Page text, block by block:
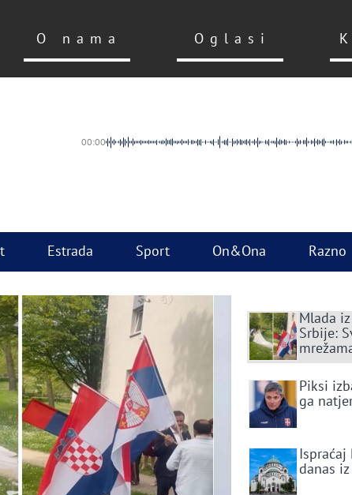
O nama Oglasi
00:00
Estrada Sport On&Ona Razno
Mlada
Srbije:
Piksi
ga
danas